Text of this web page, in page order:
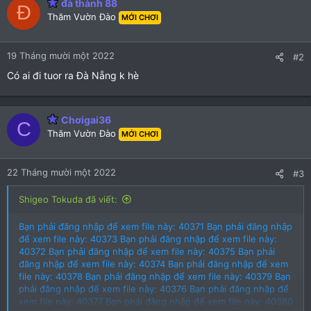
0
s
(
s
)
a
r
s
)
Đ đà thành 88
Thăm Vườn Đào MỚI CHƠI
19 Tháng mười một 2022 #2
Có ai đi tuor ra Đà Nẵng k hè
C Chơigai36
Thăm Vườn Đào MỚI CHƠI
22 Tháng mười một 2022 #3
Shigeo Tokuda đã viết:
Bạn phải đăng nhập để xem file này: 40371 Bạn phải đăng nhập
để xem file này: 40373 Bạn phải đăng nhập để xem file này:
40372 Bạn phải đăng nhập để xem file này: 40375 Bạn phải
đăng nhập để xem file này: 40374 Bạn phải đăng nhập để xem
file này: 40378 Bạn phải đăng nhập để xem file này: 40379 Bạn
phải đăng nhập để xem file này: 40376 Bạn phải đăng nhập để
xem file này: 40377 Bạn phải đăng nhập để xem file này: 40380